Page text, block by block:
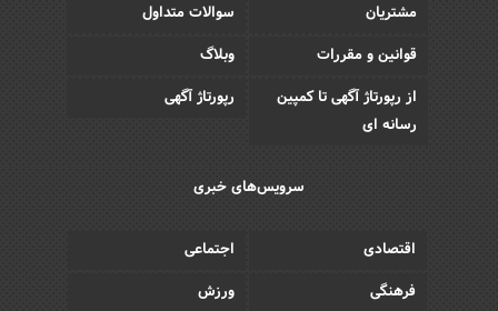
مشتریان
سوالات متداول
قوانین و مقررات
وبلاگ
از رپورتاژ آگهی تا کمپین
رسانه ای
رپورتاژ آگهی
سرویس‌های خبری
اقتصادی
اجتماعی
فرهنگی
ورزش